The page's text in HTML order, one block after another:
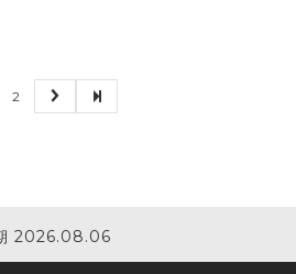
2
2026.08.06